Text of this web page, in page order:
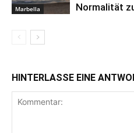
Marbella
Normalität
HINTERLASSE EINE